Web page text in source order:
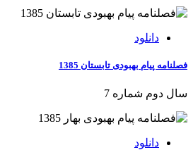
دانلود
فصلنامه پیام بهبودی تابستان 1385
سال دوم شماره 7
دانلود